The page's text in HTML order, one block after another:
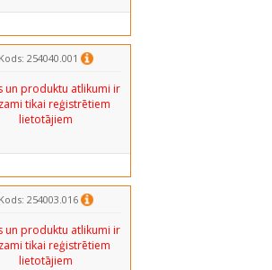
Kods: 254040.001
un produktu atlikumi ir
tikai reģistrētiem
lietotājiem
Kods: 254003.016
un produktu atlikumi ir
tikai reģistrētiem
lietotājiem